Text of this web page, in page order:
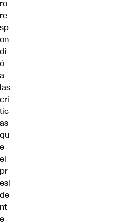
ro
re
sp
on
di
ó
a
las
crí
tic
as
qu
e
el
pr
esi
de
nt
e